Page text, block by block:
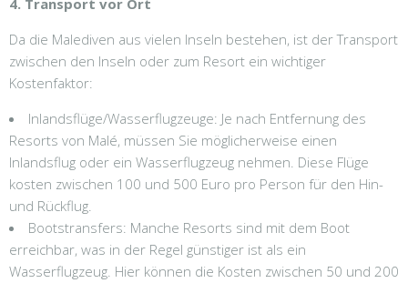
4. Transport vor Ort
Da die Malediven aus vielen Inseln bestehen, ist der Transport
zwischen den Inseln oder zum Resort ein wichtiger
Kostenfaktor:
Inlandsflüge/Wasserflugzeuge: Je nach Entfernung des
Resorts von Malé, müssen Sie möglicherweise einen
Inlandsflug oder ein Wasserflugzeug nehmen. Diese Flüge
kosten zwischen 100 und 500 Euro pro Person für den Hin-
und Rückflug.
Bootstransfers: Manche Resorts sind mit dem Boot
erreichbar, was in der Regel günstiger ist als ein
Wasserflugzeug. Hier können die Kosten zwischen 50 und 200